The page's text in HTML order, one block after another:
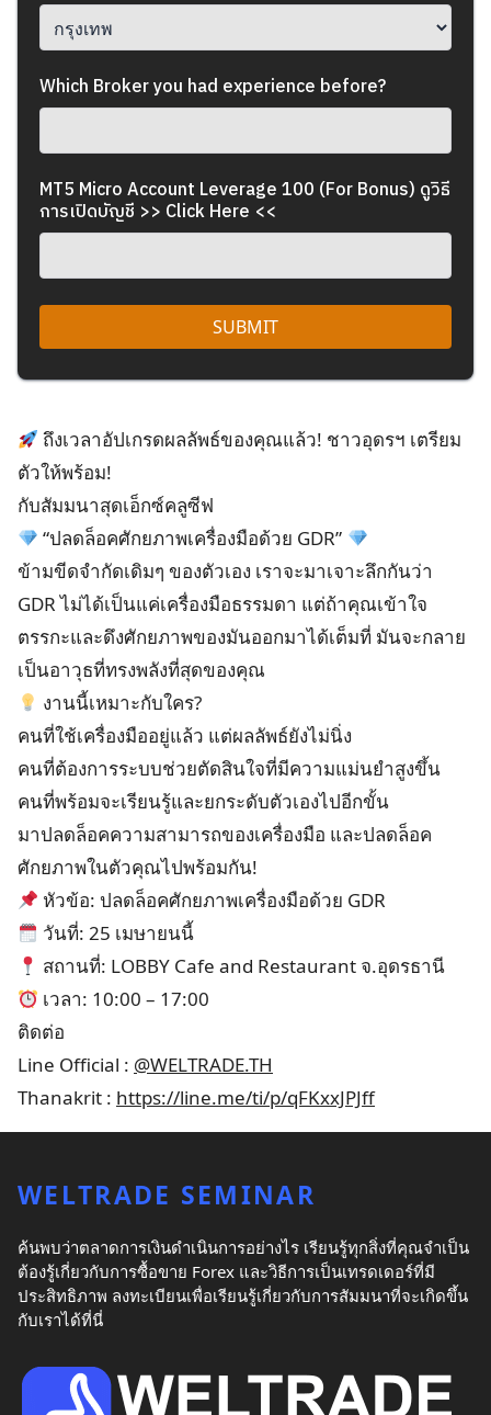
Which Broker you had experience before?
MT5 Micro Account Leverage 100 (For Bonus) ดูวิธี
การเปิดบัญชี >> Click Here <<
SUBMIT
ถึงเวลาอัปเกรดผลลัพธ์ของคุณแล้ว! ชาวอุดรฯ เตรียม
ตัวให้พร้อม!
กับสัมมนาสุดเอ็กซ์คลูซีฟ
“ปลดล็อคศักยภาพเครื่องมือด้วย GDR”
ข้ามขีดจำกัดเดิมๆ ของตัวเอง เราจะมาเจาะลึกกันว่า
GDR ไม่ได้เป็นแค่เครื่องมือธรรมดา แต่ถ้าคุณเข้าใจ
ตรรกะและดึงศักยภาพของมันออกมาได้เต็มที่ มันจะกลาย
เป็นอาวุธที่ทรงพลังที่สุดของคุณ
งานนี้เหมาะกับใคร?
คนที่ใช้เครื่องมืออยู่แล้ว แต่ผลลัพธ์ยังไม่นิ่ง
คนที่ต้องการระบบช่วยตัดสินใจที่มีความแม่นยำสูงขึ้น
คนที่พร้อมจะเรียนรู้และยกระดับตัวเองไปอีกขั้น
มาปลดล็อคความสามารถของเครื่องมือ และปลดล็อค
ศักยภาพในตัวคุณไปพร้อมกัน!
หัวข้อ: ปลดล็อคศักยภาพเครื่องมือด้วย GDR
วันที่: 25 เมษายนนี้
สถานที่: LOBBY Cafe and Restaurant จ.อุดรธานี
เวลา: 10:00 – 17:00
ติดต่อ
Line Official : @WELTRADE.TH
Thanakrit : https://line.me/ti/p/qFKxxJPJff
WELTRADE SEMINAR
ค้นพบว่าตลาดการเงินดำเนินการอย่างไร เรียนรู้ทุกสิ่งที่คุณจำเป็น
ต้องรู้เกี่ยวกับการซื้อขาย Forex และวิธีการเป็นเทรดเดอร์ที่มี
ประสิทธิภาพ ลงทะเบียนเพื่อเรียนรู้เกี่ยวกับการสัมมนาที่จะเกิดขึ้น
กับเราได้ที่นี่